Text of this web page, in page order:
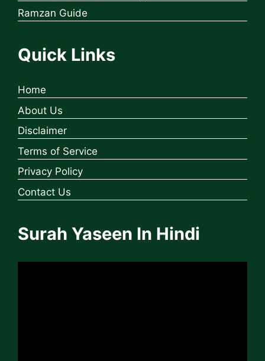
Ramzan Guide
Quick Links
Home
About Us
Disclaimer
Terms of Service
Privacy Policy
Contact Us
Surah Yaseen In Hindi